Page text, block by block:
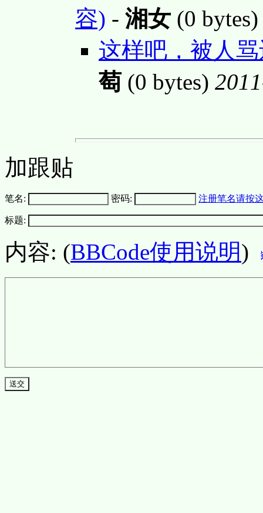
容) - 湘女 (0
这样吧，被人
萄(0 bytes)
加跟贴
笔名: 密码: 注册笔名请按
标题:
内容: (BBCode使用说明)